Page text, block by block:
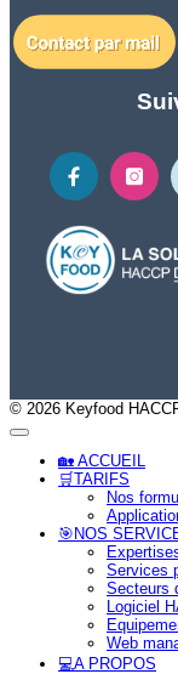
© 2026 Keyfood
🏡 ACCUEIL
🛒TARIFS
Nos
🎯NOS
Services
Secteurs
Logiciel
Web
💻A PROPOS